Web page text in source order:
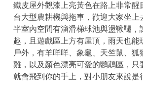
鐵皮屋外觀漆上亮黃色在路上非常醒
台大型農耕機與拖車，歡迎大家坐上
半室內空間有溜滑梯球池與盪鞦韆，
趣，且遊戲區上方有屋頂，雨天也能
戶外，有羊咩咩、象龜、天竺鼠、狐
雞，以及顏色漂亮可愛的鸚鵡區，只
就會飛到你的手上，對小朋友來說是